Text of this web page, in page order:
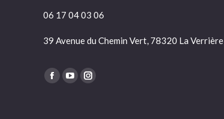
06 17 04 03 06
39 Avenue du Chemin Vert, 78320 La Verrière
Trouvez nous sur :
Facebook
YouTubeInstagram